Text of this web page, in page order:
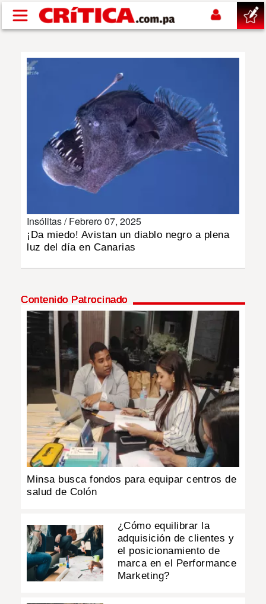
Pasar al contenido principal
POLÍTICA
DEPORTES
MULTIMEDIA
Insólitas /Febrero 07, 2025
¡Da miedo! Avistan un diablo negro a plena
luz del día en Canarias
Contenido Patrocinado
Minsa busca fondos para equipar centros de
salud de Colón
¿Cómo equilibrar la
adquisición de clientes y
el posicionamiento de
marca en el Performance
Marketing?